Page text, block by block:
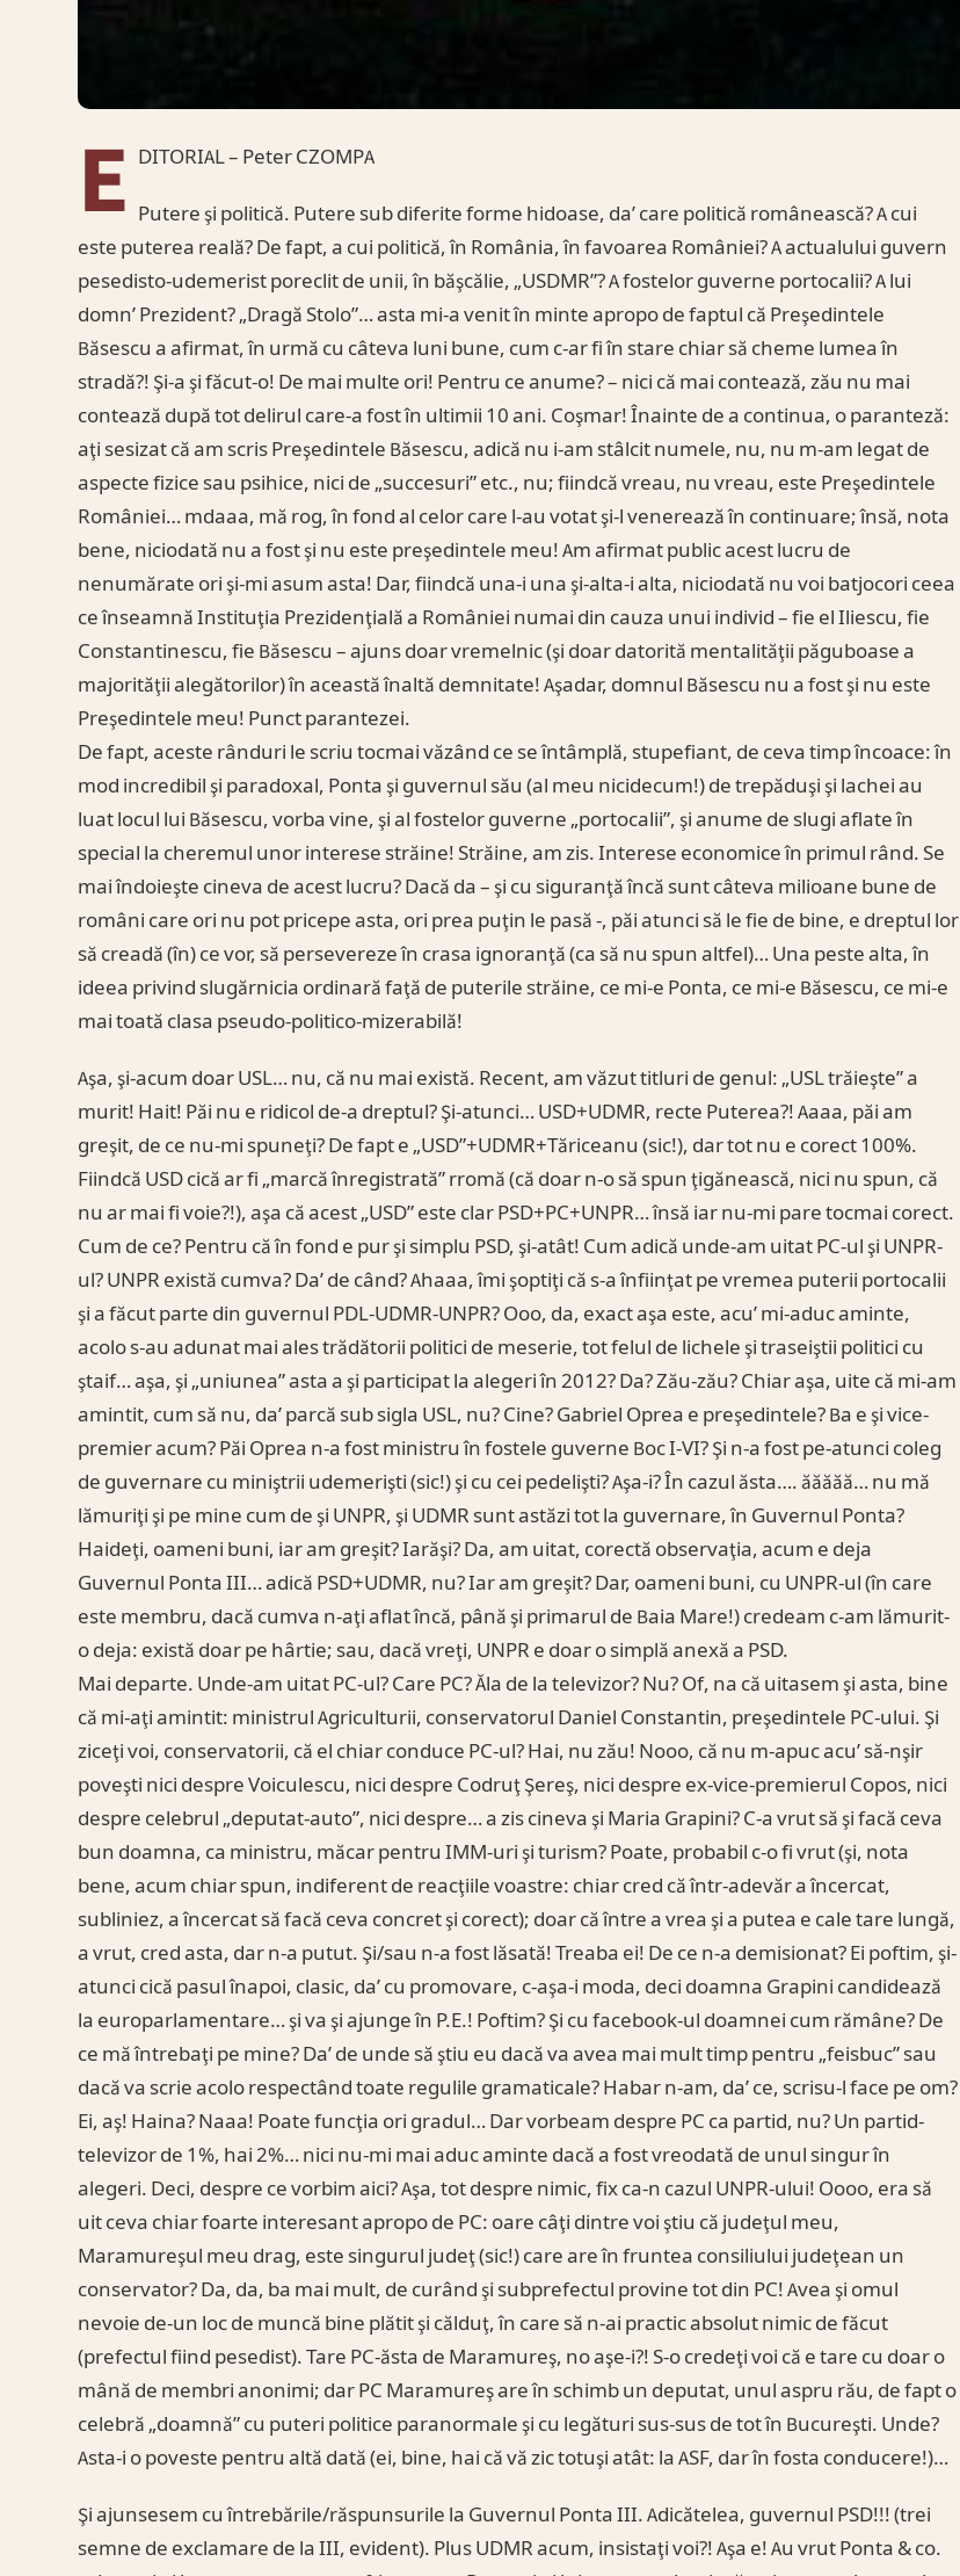
E DITORIAL – Peter CZOMPA
Putere şi politică. Putere sub diferite forme hidoase, da’ care politică românească? A cui
este puterea reală? De fapt, a cui politică, în România, în favoarea României? A actualului guvern
pesedisto-udemerist poreclit de unii, în băşcălie, „USDMR”? A fostelor guverne portocalii? A lui
domn’ Prezident? „Dragă Stolo”… asta mi-a venit în minte apropo de faptul că Preşedintele
Băsescu a afirmat, în urmă cu câteva luni bune, cum c-ar fi în stare chiar să cheme lumea în
stradă?! Şi-a şi făcut-o! De mai multe ori! Pentru ce anume? – nici că mai contează, zău nu mai
contează după tot delirul care-a fost în ultimii 10 ani. Coşmar! Înainte de a continua, o paranteză:
aţi sesizat că am scris Preşedintele Băsescu, adică nu i-am stâlcit numele, nu, nu m-am legat de
aspecte fizice sau psihice, nici de „succesuri” etc., nu; fiindcă vreau, nu vreau, este Preşedintele
României… mdaaa, mă rog, în fond al celor care l-au votat şi-l venerează în continuare; însă, nota
bene, niciodată nu a fost şi nu este preşedintele meu! Am afirmat public acest lucru de
nenumărate ori şi-mi asum asta! Dar, fiindcă una-i una şi-alta-i alta, niciodată nu voi batjocori ceea
ce înseamnă Instituţia Prezidenţială a României numai din cauza unui individ – fie el Iliescu, fie
Constantinescu, fie Băsescu – ajuns doar vremelnic (şi doar datorită mentalităţii păguboase a
majorităţii alegătorilor) în această înaltă demnitate! Aşadar, domnul Băsescu nu a fost şi nu este
Preşedintele meu! Punct parantezei.
De fapt, aceste rânduri le scriu tocmai văzând ce se întâmplă, stupefiant, de ceva timp încoace: în
mod incredibil şi paradoxal, Ponta şi guvernul său (al meu nicidecum!) de trepăduşi şi lachei au
luat locul lui Băsescu, vorba vine, şi al fostelor guverne „portocalii”, şi anume de slugi aflate în
special la cheremul unor interese străine! Străine, am zis. Interese economice în primul rând. Se
mai îndoieşte cineva de acest lucru? Dacă da – şi cu siguranţă încă sunt câteva milioane bune de
români care ori nu pot pricepe asta, ori prea puţin le pasă -, păi atunci să le fie de bine, e dreptul lor
să creadă (în) ce vor, să persevereze în crasa ignoranţă (ca să nu spun altfel)… Una peste alta, în
ideea privind slugărnicia ordinară faţă de puterile străine, ce mi-e Ponta, ce mi-e Băsescu, ce mi-e
mai toată clasa pseudo-politico-mizerabilă!
Aşa, şi-acum doar USL… nu, că nu mai există. Recent, am văzut titluri de genul: „USL trăieşte” a
murit! Hait! Păi nu e ridicol de-a dreptul? Şi-atunci… USD+UDMR, recte Puterea?! Aaaa, păi am
greşit, de ce nu-mi spuneţi? De fapt e „USD”+UDMR+Tăriceanu (sic!), dar tot nu e corect 100%.
Fiindcă USD cică ar fi „marcă înregistrată” rromă (că doar n-o să spun ţigănească, nici nu spun, că
nu ar mai fi voie?!), aşa că acest „USD” este clar PSD+PC+UNPR… însă iar nu-mi pare tocmai corect.
Cum de ce? Pentru că în fond e pur şi simplu PSD, şi-atât! Cum adică unde-am uitat PC-ul şi UNPR-
ul? UNPR există cumva? Da’ de când? Ahaaa, îmi şoptiţi că s-a înfiinţat pe vremea puterii portocalii
şi a făcut parte din guvernul PDL-UDMR-UNPR? Ooo, da, exact aşa este, acu’ mi-aduc aminte,
acolo s-au adunat mai ales trădătorii politici de meserie, tot felul de lichele şi traseiştii politici cu
ştaif… aşa, şi „uniunea” asta a şi participat la alegeri în 2012? Da? Zău-zău? Chiar aşa, uite că mi-am
amintit, cum să nu, da’ parcă sub sigla USL, nu? Cine? Gabriel Oprea e preşedintele? Ba e şi vice-
premier acum? Păi Oprea n-a fost ministru în fostele guverne Boc I-VI? Şi n-a fost pe-atunci coleg
de guvernare cu miniştrii udemerişti (sic!) şi cu cei pedelişti? Aşa-i? În cazul ăsta…. ăăăăă… nu mă
lămuriţi şi pe mine cum de şi UNPR, şi UDMR sunt astăzi tot la guvernare, în Guvernul Ponta?
Haideţi, oameni buni, iar am greşit? Iarăşi? Da, am uitat, corectă observaţia, acum e deja
Guvernul Ponta III… adică PSD+UDMR, nu? Iar am greşit? Dar, oameni buni, cu UNPR-ul (în care
este membru, dacă cumva n-aţi aflat încă, până şi primarul de Baia Mare!) credeam c-am lămurit-
o deja: există doar pe hârtie; sau, dacă vreţi, UNPR e doar o simplă anexă a PSD.
Mai departe. Unde-am uitat PC-ul? Care PC? Ăla de la televizor? Nu? Of, na că uitasem şi asta, bine
că mi-aţi amintit: ministrul Agriculturii, conservatorul Daniel Constantin, preşedintele PC-ului. Şi
ziceţi voi, conservatorii, că el chiar conduce PC-ul? Hai, nu zău! Nooo, că nu m-apuc acu’ să-nşir
poveşti nici despre Voiculescu, nici despre Codruţ Şereş, nici despre ex-vice-premierul Copos, nici
despre celebrul „deputat-auto”, nici despre… a zis cineva şi Maria Grapini? C-a vrut să şi facă ceva
bun doamna, ca ministru, măcar pentru IMM-uri şi turism? Poate, probabil c-o fi vrut (şi, nota
bene, acum chiar spun, indiferent de reacţiile voastre: chiar cred că într-adevăr a încercat,
subliniez, a încercat să facă ceva concret şi corect); doar că între a vrea şi a putea e cale tare lungă,
a vrut, cred asta, dar n-a putut. Şi/sau n-a fost lăsată! Treaba ei! De ce n-a demisionat? Ei poftim, şi-
atunci cică pasul înapoi, clasic, da’ cu promovare, c-aşa-i moda, deci doamna Grapini candidează
la europarlamentare… şi va şi ajunge în P.E.! Poftim? Şi cu facebook-ul doamnei cum rămâne? De
ce mă întrebaţi pe mine? Da’ de unde să ştiu eu dacă va avea mai mult timp pentru „feisbuc” sau
dacă va scrie acolo respectând toate regulile gramaticale? Habar n-am, da’ ce, scrisu-l face pe om?
Ei, aş! Haina? Naaa! Poate funcţia ori gradul… Dar vorbeam despre PC ca partid, nu? Un partid-
televizor de 1%, hai 2%… nici nu-mi mai aduc aminte dacă a fost vreodată de unul singur în
alegeri. Deci, despre ce vorbim aici? Aşa, tot despre nimic, fix ca-n cazul UNPR-ului! Oooo, era să
uit ceva chiar foarte interesant apropo de PC: oare câţi dintre voi ştiu că judeţul meu,
Maramureşul meu drag, este singurul judeţ (sic!) care are în fruntea consiliului judeţean un
conservator? Da, da, ba mai mult, de curând şi subprefectul provine tot din PC! Avea şi omul
nevoie de-un loc de muncă bine plătit şi călduţ, în care să n-ai practic absolut nimic de făcut
(prefectul fiind pesedist). Tare PC-ăsta de Maramureş, no aşe-i?! S-o credeţi voi că e tare cu doar o
mână de membri anonimi; dar PC Maramureş are în schimb un deputat, unul aspru rău, de fapt o
celebră „doamnă” cu puteri politice paranormale şi cu legături sus-sus de tot în Bucureşti. Unde?
Asta-i o poveste pentru altă dată (ei, bine, hai că vă zic totuşi atât: la ASF, dar în fosta conducere!)…
Şi ajunsesem cu întrebările/răspunsurile la Guvernul Ponta III. Adicătelea, guvernul PSD!!! (trei
semne de exclamare de la III, evident). Plus UDMR acum, insistaţi voi?! Aşa e! Au vrut Ponta & co.